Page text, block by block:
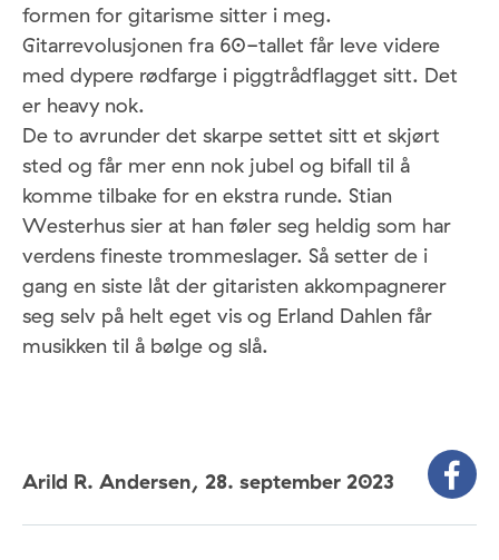
formen for gitarisme sitter i meg.
Gitarrevolusjonen fra 60-tallet får leve videre
med dypere rødfarge i piggtrådflagget sitt. Det
er heavy nok.
De to avrunder det skarpe settet sitt et skjørt
sted og får mer enn nok jubel og bifall til å
komme tilbake for en ekstra runde. Stian
Westerhus sier at han føler seg heldig som har
verdens fineste trommeslager. Så setter de i
gang en siste låt der gitaristen akkompagnerer
seg selv på helt eget vis og Erland Dahlen får
musikken til å bølge og slå.
Arild R. Andersen, 28. september 2023